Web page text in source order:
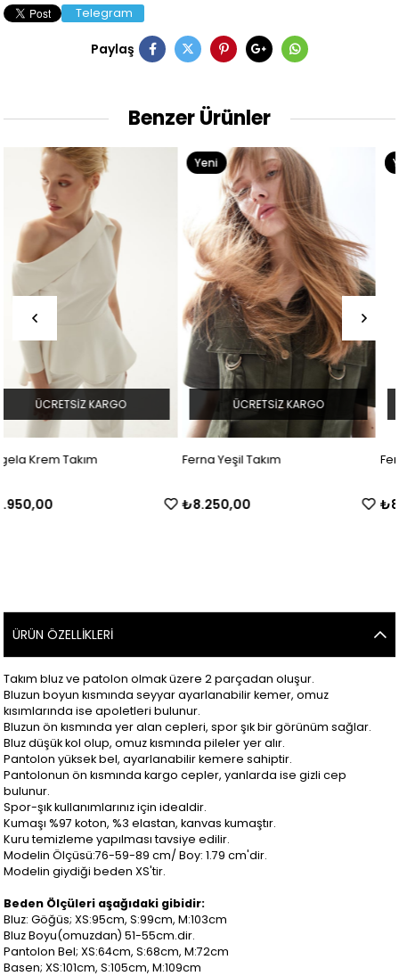
Telegram
Paylaş
Benzer Ürünler
Ferna Yeşil Takım
₺8.250,00
ÜCRETSIZ KARGO
Yeni
Ürün
Ferna Bej Takım
₺8.250,00
ÜCRETSIZ KARGO
Yeni
Ürün
ÜRÜN ÖZELLIKLERI
Takım bluz ve patolon olmak üzere 2 parçadan oluşur.
Bluzun boyun kısmında seyyar ayarlanabilir kemer, omuz
kısımlarında ise apoletleri bulunur.
Bluzun ön kısmında yer alan cepleri, spor şık bir görünüm sağlar.
Bluz düşük kol olup, omuz kısmında pileler yer alır.
Pantolon yüksek bel, ayarlanabilir kemere sahiptir.
Pantolonun ön kısmında kargo cepler, yanlarda ise gizli cep
bulunur.
Spor-şık kullanımlarınız için idealdir.
Kumaşı %97 koton, %3 elastan, kanvas kumaştır.
Kuru temizleme yapılması tavsiye edilir.
Modelin Ölçüsü:76-59-89 cm/ Boy: 1.79 cm'dir.
Modelin giydiği beden XS'tir.
Beden Ölçüleri aşağıdaki gibidir:
Bluz: Göğüs; XS:95cm, S:99cm, M:103cm
Bluz Boyu(omuzdan) 51-55cm.dir.
Pantolon Bel; XS:64cm, S:68cm, M:72cm
Basen; XS:101cm, S:105cm, M:109cm